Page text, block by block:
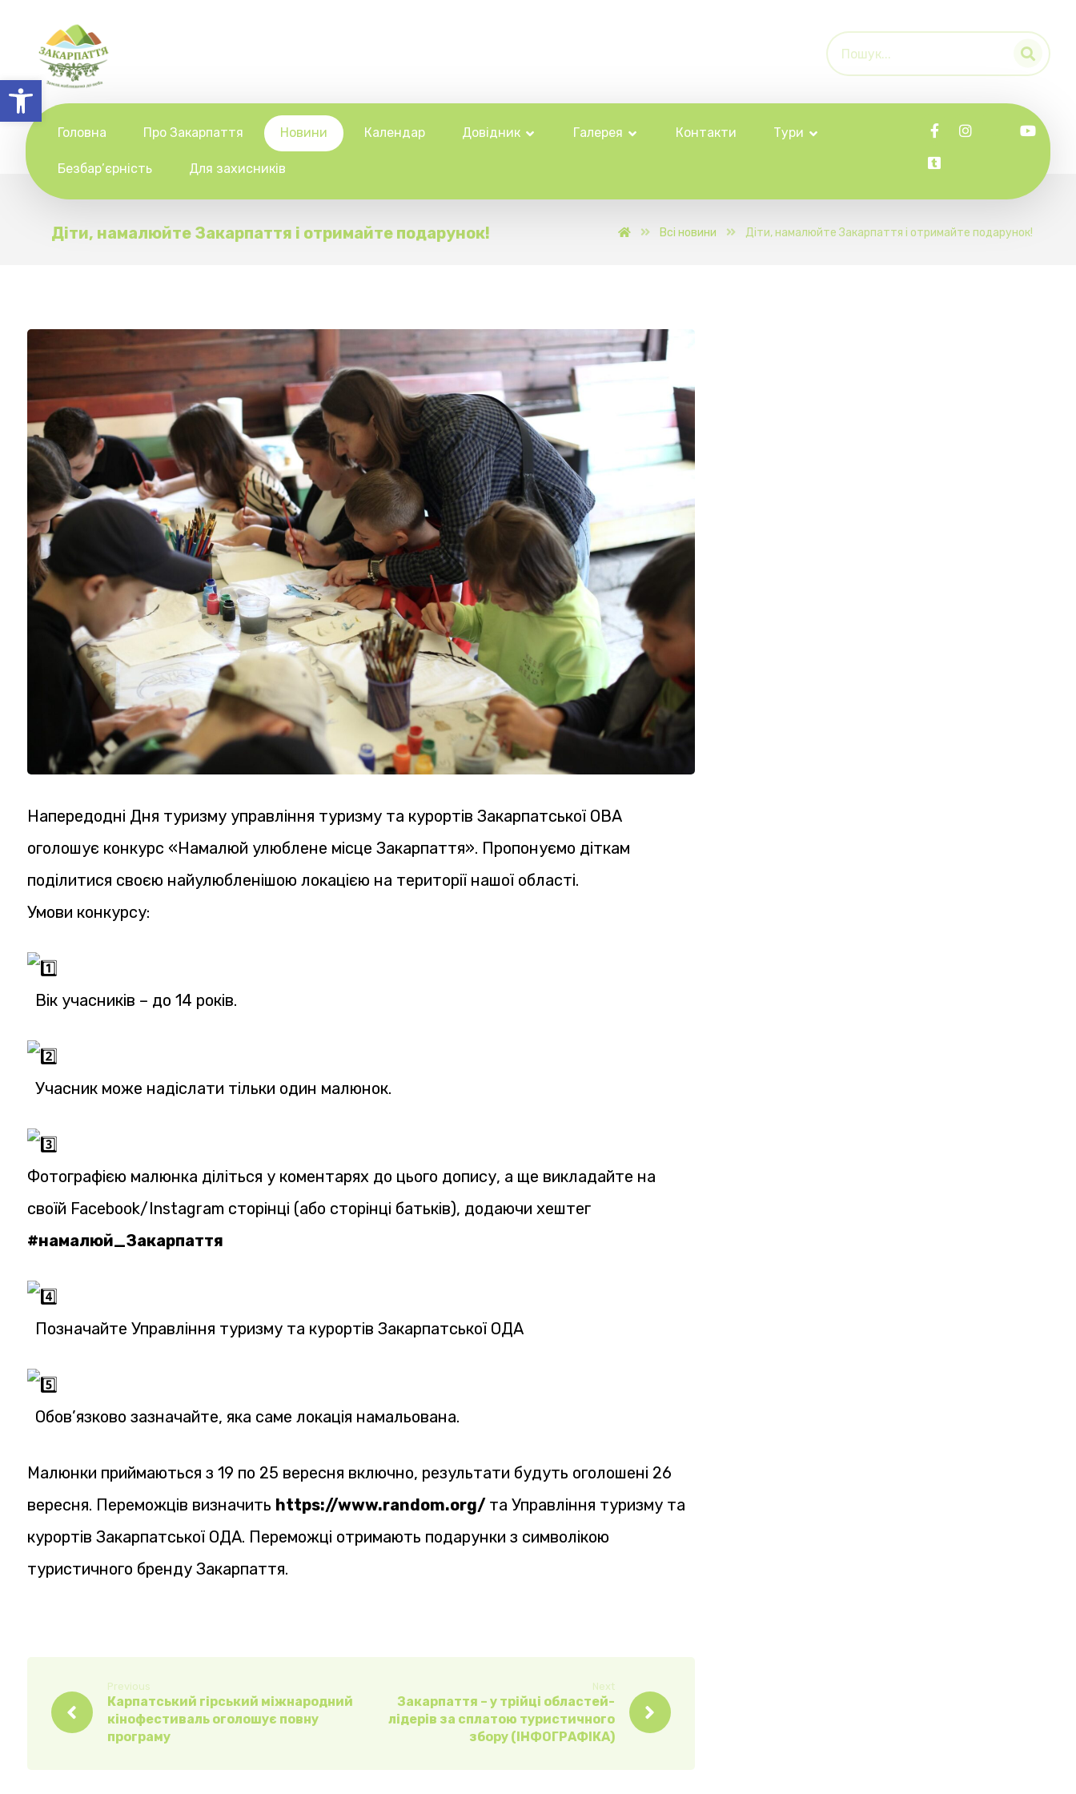
Відкрити Панель інструментів
Головна Про Закарпаття Новини Календар Довідник Галерея Контакти Тури
Безбар’єрність Для захисників
Діти, намалюйте Закарпаття і отримайте подарунок! Всі новини Діти, намалюйте Закарпаття і отримайте подарунок!
Напередодні Дня туризму управління туризму та курортів Закарпатської ОВА
оголошує конкурс «Намалюй улюблене місце Закарпаття». Пропонуємо діткам
поділитися своєю найулюбленішою локацією на території нашої області.
Умови конкурсу:
Вік учасників – до 14 років.
Учасник може надіслати тільки один малюнок.
Фотографією малюнка діліться у коментарях до цього допису, а ще викладайте на
своїй Facebook/Instagram сторінці (або сторінці батьків), додаючи хештег
#намалюй_Закарпаття
Позначайте Управління туризму та курортів Закарпатської ОДА
Обов’язково зазначайте, яка саме локація намальована.
Малюнки приймаються з 19 по 25 вересня включно, результати будуть оголошені 26
вересня. Переможців визначить https://www.random.org/ та Управління туризму та
курортів Закарпатської ОДА. Переможці отримають подарунки з символікою
туристичного бренду Закарпаття.
Previous
Карпатський гірський міжнародний
кінофестиваль оголошує повну
програму
Next
Закарпаття – у трійці областей-
лідерів за сплатою туристичного
збору (ІНФОГРАФІКА)